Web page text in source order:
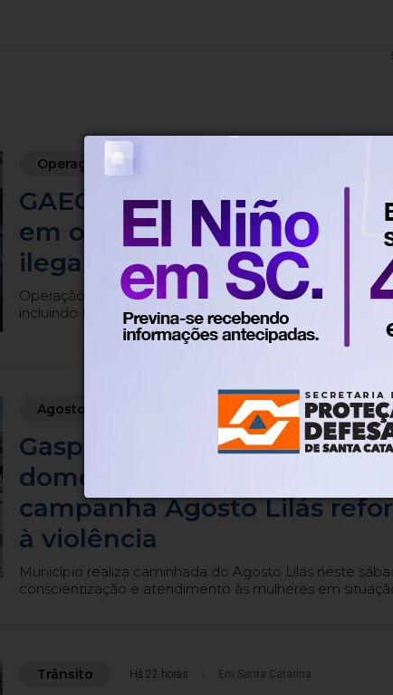
Operação
GAECO prende 12 pessoas
em operação contra tráfico
ilegal de armas na Grande
Operação 'Caminho Sem Volta' cumpre 28 mandados
incluindo Foz do Iguaçu, no Paraná.
Agosto Lilás Em Santa Catarina
Gaspar registra 364 casos de
doméstica no primeiro
campanha Agosto Lilás
à violência
Município realiza caminhada do Agosto Lilás neste
conscientização e atendimento às mulheres em
Trânsito Há 22 horas Em Santa Catarina